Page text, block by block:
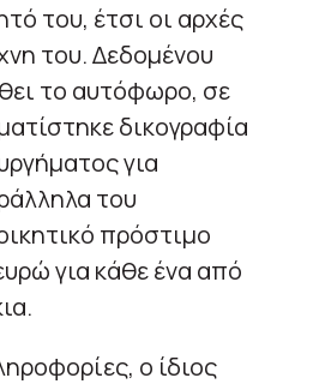
του, έτσι οι αρχές
του. Δεδομένου
το αυτόφωρο, σε
δικογραφία
για
του
πρόστιμο
για κάθε ένα από
ο ίδιος